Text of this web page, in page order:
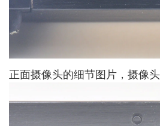
正面摄像头的细节图片，摄像